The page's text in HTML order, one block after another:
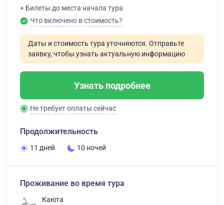
+ Билеты до места начала тура
Что включено в стоимость?
Даты и стоимость тура уточняются. Отправьте
заявку, чтобы узнать актуальную информацию
Узнать подробнее
Не требует оплаты сейчас
Продолжительность
11 дней 10 ночей
Проживание во время тура
Каюта